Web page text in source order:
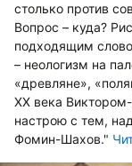
столько против
Вопрос – куда?
подходящим
– неологизм на
«древляне»,
XX века
настрою с тем,
Фомин-Шахов."